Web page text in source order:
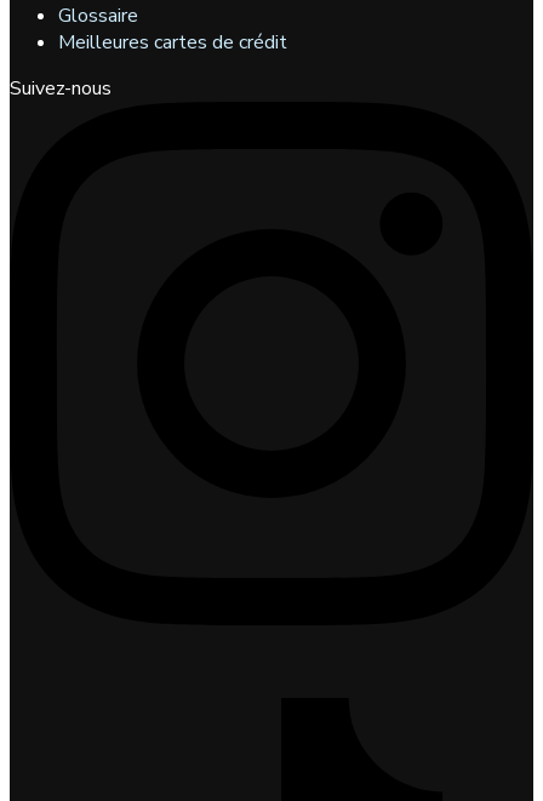
Glossaire
Meilleures cartes de crédit
Suivez-nous